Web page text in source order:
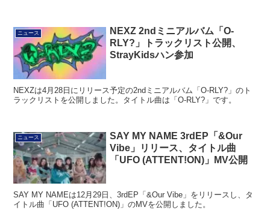
ニュース
NEXZ 2ndミニアルバム「O-
RLY?」トラックリスト公開、
StrayKidsハン参加
NEXZは4月28日にリリース予定の2ndミニアルバム「O-RLY?」のト
ラックリストを公開しました。タイトル曲は「O-RLY?」です。
ニュース
SAY MY NAME 3rdEP「&Our
Vibe」リリース、タイトル曲
「UFO (ATTENT!ON)」MV公開
SAY MY NAMEは12月29日、3rdEP「&Our Vibe」をリリースし、タ
イトル曲「UFO (ATTENT!ON)」のMVを公開しました。